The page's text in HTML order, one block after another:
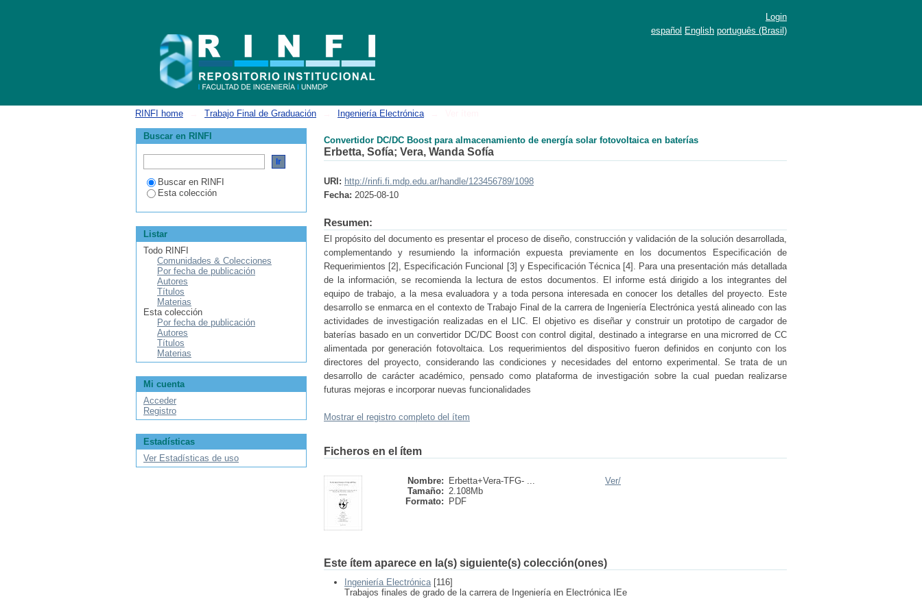
Login
español English português (Brasil)
RINFI home Trabajo Final de Graduación Ingeniería Electrónica
Convertidor DC/DC Boost para almacenamiento de energía solar fotovoltaica en baterías
Erbetta, Sofía; Vera, Wanda Sofía
URI: http://rinfi.fi.mdp.edu.ar/handle/123456789/1098
Fecha: 2025-08-10
Resumen:
El propósito del documento es presentar el proceso de diseño, construcción y validación de la solución desarrollada,
complementando y resumiendo la información expuesta previamente en los documentos Especificación de
Requerimientos [2], Especificación Funcional [3] y Especificación Técnica [4]. Para una presentación más detallada
de la información, se recomienda la lectura de estos documentos. El informe está dirigido a los integrantes del
equipo de trabajo, a la mesa evaluadora y a toda persona interesada en conocer los detalles del proyecto. Este
desarrollo se enmarca en el contexto de Trabajo Final de la carrera de Ingeniería Electrónica yestá alineado con las
actividades de investigación realizadas en el LIC. El objetivo es diseñar y construir un prototipo de cargador de
baterías basado en un convertidor DC/DC Boost con control digital, destinado a integrarse en una microrred de CC
alimentada por generación fotovoltaica. Los requerimientos del dispositivo fueron definidos en conjunto con los
directores del proyecto, considerando las condiciones y necesidades del entorno experimental. Se trata de un
desarrollo de carácter académico, pensado como plataforma de investigación sobre la cual puedan realizarse
futuras mejoras e incorporar nuevas funcionalidades
Mostrar el registro completo del ítem
Ficheros en el ítem
Nombre:
Erbetta+Vera-TFG- ...
Tamaño: 2.108Mb
Formato:
PDF
Ver/
Este ítem aparece en la(s) siguiente(s) colección(ones)
Ingeniería Electrónica[116]
Trabajos finales de grado de la carrera de Ingeniería en Electrónica IEe
Buscar en RINFI
Buscar en RINFI
Esta colección
Listar
Todo RINFI
Comunidades & Colecciones
Por fecha de publicación
Autores
Títulos
Materias
Esta colección
Por fecha de publicación
Autores
Títulos
Materias
Mi cuenta
Acceder
Registro
Estadísticas
Ver Estadísticas de uso